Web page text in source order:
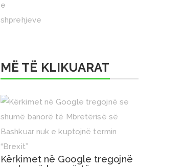
MË TË KLIKUARAT
Kërkimet në Google tregojnë